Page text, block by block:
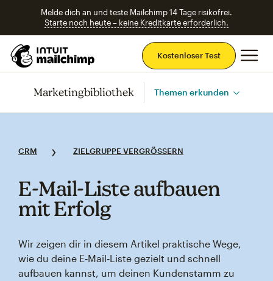
Melde dich an und teste Mailchimp 14 Tage risikofrei.
Starte noch heute – keine Kreditkarte erforderlich.
Kostenloser Test
Marketingbibliothek Themen erkunden
CRM ZIELGRUPPE VERGRÖSSERN
E‑Mail‑Liste aufbauen
mit Erfolg
Wir zeigen dir in diesem Artikel praktische Wege,
wie du deine E‑Mail‑Liste gezielt und schnell
aufbauen kannst, um deinen Kundenstamm zu